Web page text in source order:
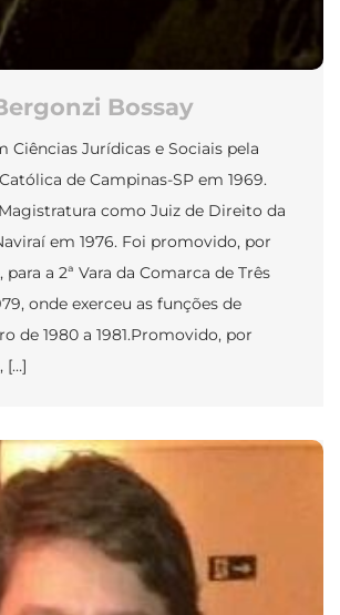
Bossay
Ciências Jurídicas e Sociais pela
de Campinas-SP em 1969.
como Juiz de Direito da
em 1976. Foi promovido, por
a 2ª Vara da Comarca de Três
onde exerceu as funções de
de 1980 a 1981.Promovido, por
[…]